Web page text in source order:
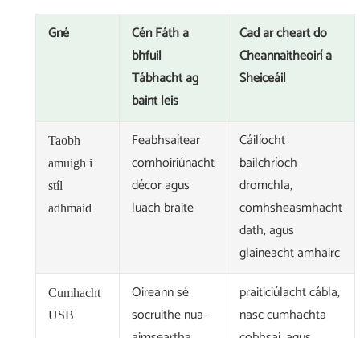
Gné
Cén Fáth a
bhfuil
Tábhacht ag
baint leis
Cad ar cheart do
Cheannaitheoirí a
Sheiceáil
Taobh
amuigh i
stíl
adhmaid
Feabhsaítear
comhoiriúnacht
décor agus
luach braite
Cáilíocht
bailchríoch
dromchla,
comhsheasmhacht
dath, agus
glaineacht amhairc
Cumhacht
USB
Oireann sé
socruithe nua-
praiticiúlacht cábla,
nasc cumhachta